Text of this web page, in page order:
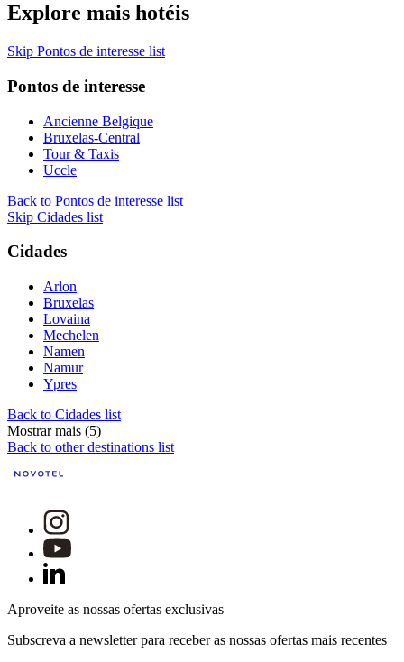
Explore mais hotéis
Skip Pontos de interesse list
Pontos de interesse
Ancienne Belgique
Bruxelas-Central
Tour & Taxis
Uccle
Back to Pontos de interesse list
Skip Cidades list
Cidades
Arlon
Bruxelas
Lovaina
Mechelen
Namen
Namur
Ypres
Back to Cidades list
Mostrar mais (5)
Back to other destinations list
Aproveite as nossas ofertas exclusivas
Subscreva a newsletter para receber as nossas ofertas mais recentes